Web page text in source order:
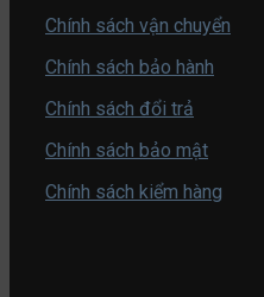
Chính sách vận chuyển
Chính sách bảo hành
Chính sách đổi trả
Chính sách bảo mật
Chính sách kiểm hàng